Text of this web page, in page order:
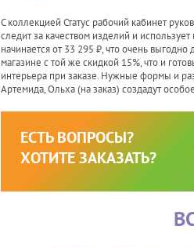
С коллекцией Статус рабочий кабинет
следит за качеством изделий и
начинается от 33 295 ₽, что очень
магазине с той же скидкой 15%, что и
интерьера при заказе. Нужные формы и
Артемида, Ольха (на заказ) создадут
ЕСТЬ ВОПРОСЫ?
ХОТИТЕ ЗАКАЗАТЬ?